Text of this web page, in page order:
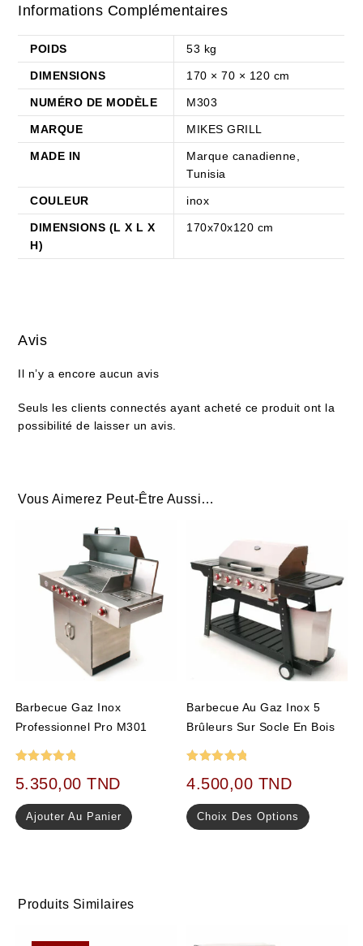
Informations Complémentaires
POIDS 53 kg
DIMENSIONS 170 × 70 × 120 cm
NUMÉRO DE MODÈLE M303
MARQUE MIKES GRILL
MADE IN
Marque canadienne,
Tunisia
COULEUR inox
DIMENSIONS (L X L X
H)
170x70x120 cm
Avis
Il n’y a encore aucun avis
Seuls les clients connectés ayant acheté ce produit ont la
possibilité de laisser un avis.
Vous Aimerez Peut-Être Aussi…
Barbecue Gaz Inox
Professionnel Pro M301
sur 5
5.350,00TND
Ajouter Au Panier
Barbecue Au Gaz Inox 5
Brûleurs Sur Socle En Bois
sur 5
4.500,00 TND
Choix Des Options
Produits Similaires